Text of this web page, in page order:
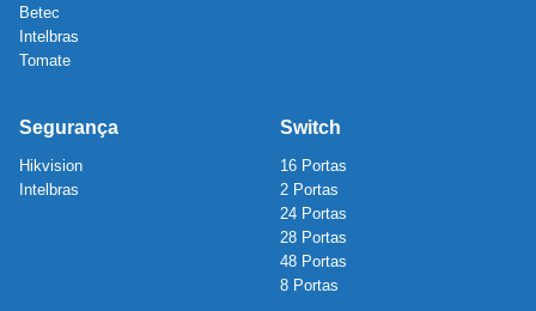
Betec
Intelbras
Tomate
Segurança
Hikvision
Intelbras
Switch
16 Portas
2 Portas
24 Portas
28 Portas
48 Portas
8 Portas